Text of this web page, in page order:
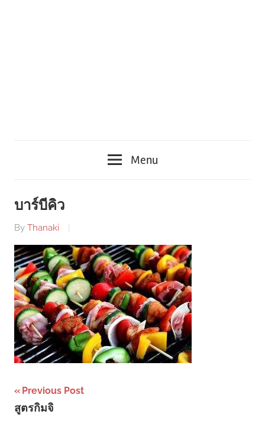
Menu
บาร์บีคิว
By Thanaki
Post
navigation
Previous Post
สูตรกิมจิ